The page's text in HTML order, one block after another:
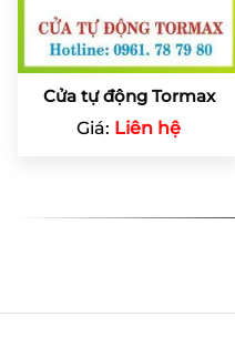
Cửa tự động Tormax
Giá: Liên hệ